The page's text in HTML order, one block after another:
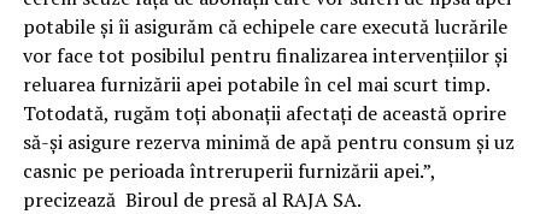
potabile și îi asigurăm că echipele care execută lucrările
vor face tot posibilul pentru finalizarea intervențiilor și
reluarea furnizării apei potabile în cel mai scurt timp.
Totodată, rugăm toţi abonații afectaţi de această oprire
să-şi asigure rezerva minimă de apă pentru consum şi uz
casnic pe perioada întreruperii furnizării apei.”,
precizează Biroul de presă al RAJA SA.